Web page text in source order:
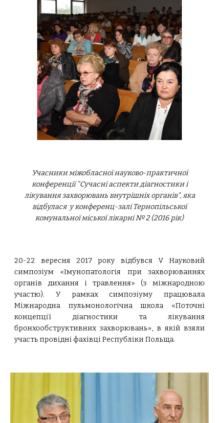
Учасники міжобласної науково-практичної
конференції "Сучасні аспекти діагностики і
лікування захворювань внутрішніх органів", яка
відбулася у конференц-залі Тернопільської
комунальної міської лікарні № 2 (2016 рік)
20-22 вересня 2017 року відбувся V Науковий
симпозіум «Імунопатологія при захворюваннях
органів дихання і травлення» (з міжнародною
участю). У рамках симпозіуму працювала
Міжнародна пульмонологічна школа «Поточні
концепції діагностики та лікування
бронхообструктивних захворювань», в якій взяли
участь провідні фахівці Республіки Польща.